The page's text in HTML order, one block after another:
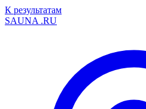
К результатам
SAUNA .RU